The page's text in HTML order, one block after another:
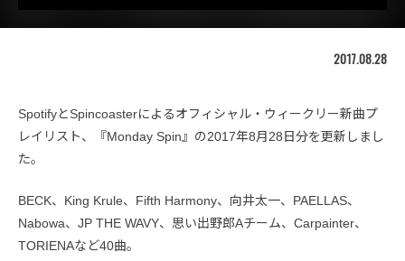
2017.08.28
SpotifyとSpincoasterによるオフィシャル・ウィークリー新曲プ
レイリスト、『Monday Spin』の2017年8月28日分を更新しまし
た。
BECK、King Krule、Fifth Harmony、向井太一、PAELLAS、
Nabowa、JP THE WAVY、思い出野郎Aチーム、Carpainter、
TORIENAなど40曲。